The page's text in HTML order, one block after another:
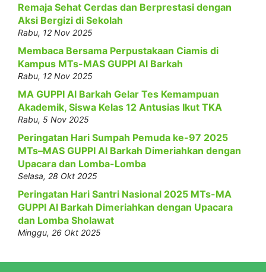
Remaja Sehat Cerdas dan Berprestasi dengan
Aksi Bergizi di Sekolah
Rabu, 12 Nov 2025
Membaca Bersama Perpustakaan Ciamis di
Kampus MTs-MAS GUPPI Al Barkah
Rabu, 12 Nov 2025
MA GUPPI Al Barkah Gelar Tes Kemampuan
Akademik, Siswa Kelas 12 Antusias Ikut TKA
Rabu, 5 Nov 2025
Peringatan Hari Sumpah Pemuda ke-97 2025
MTs–MAS GUPPI Al Barkah Dimeriahkan dengan
Upacara dan Lomba-Lomba
Selasa, 28 Okt 2025
Peringatan Hari Santri Nasional 2025 MTs-MA
GUPPI Al Barkah Dimeriahkan dengan Upacara
dan Lomba Sholawat
Minggu, 26 Okt 2025